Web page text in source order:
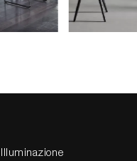
Illuminazione